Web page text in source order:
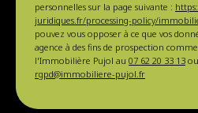
personnelles sur la page suivante :
juridiques.fr/processing-policy/
pouvez vous opposer à ce que vos
agence à des fins de prospection
l'Immobilière Pujol au 07 62 20 33 13
rgpd@immobiliere-pujol.fr